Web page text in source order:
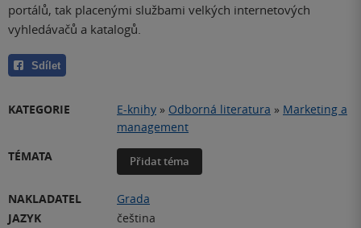
portálů, tak placenými službami velkých internetových
vyhledávačů a katalogů.
Sdílet
KATEGORIE E-knihy » Odborná literatura » Marketing a
management
TÉMATA
Přidat téma
NAKLADATEL
Grada
JAZYK
čeština